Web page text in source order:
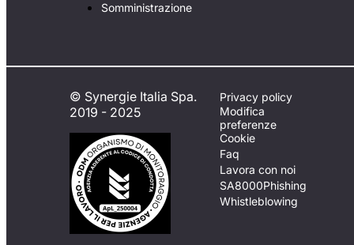
Somministrazione
© Synergie Italia Spa.
2019 - 2025
Privacy policy
Modifica
preferenze
Cookie
Faq
Lavora con noi
SA8000Phishing
Whistleblowing